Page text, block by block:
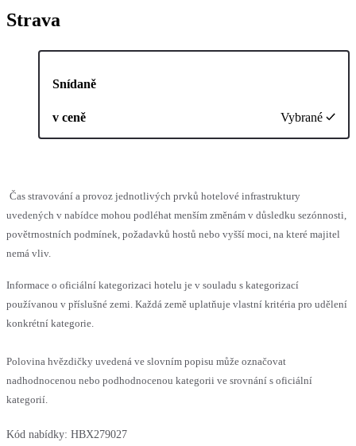
Strava
Snídaně
v ceně Vybrané
Čas stravování a provoz jednotlivých prvků hotelové infrastruktury
uvedených v nabídce mohou podléhat menším změnám v důsledku sezónnosti,
povětrnostních podmínek, požadavků hostů nebo vyšší moci, na které majitel
nemá vliv.
Informace o oficiální kategorizaci hotelu je v souladu s kategorizací
používanou v příslušné zemi. Každá země uplatňuje vlastní kritéria pro udělení
konkrétní kategorie.
Polovina hvězdičky uvedená ve slovním popisu může označovat
nadhodnocenou nebo podhodnocenou kategorii ve srovnání s oficiální
kategorií.
Kód nabídky: HBX279027